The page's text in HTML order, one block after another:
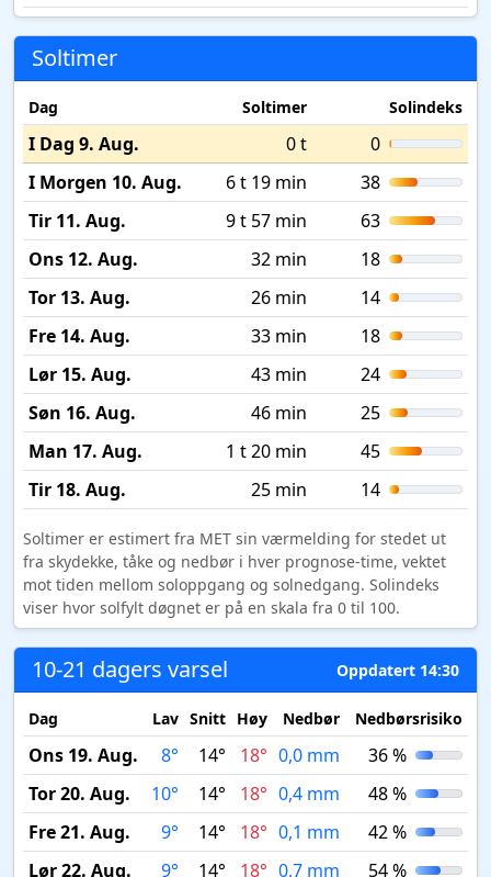
Soltimer
Dag Soltimer Solindeks
I Dag 9. Aug. 0 t
0
I Morgen 10. Aug.
6 t 19 min
38
Tir 11. Aug.
9 t 57 min
63
Ons 12. Aug.
32 min
18
Tor 13. Aug.
26 min
14
Fre 14. Aug.
33 min
18
Lør 15. Aug.
43 min
24
Søn 16. Aug.
46 min
25
Man 17. Aug.
1 t 20 min
45
Tir 18. Aug.
25 min 14
Soltimer er estimert fra MET sin værmelding for stedet ut
fra skydekke, tåke og nedbør i hver prognose-time, vektet
mot tiden mellom soloppgang og solnedgang. Solindeks
viser hvor solfylt døgnet er på en skala fra 0 til 100.
10-21 dagers varsel Oppdatert 14:30
Dag Lav Snitt Høy Nedbør Nedbørsrisiko
Ons 19. Aug. 8° 14° 18° 0,0 mm
36 %
Tor 20. Aug.
10° 14° 18° 0,4 mm
48 %
Fre 21. Aug.
9° 14° 18° 0,1 mm
42 %
Lør 22. Aug.
9° 14° 18° 0,7 mm 54 %